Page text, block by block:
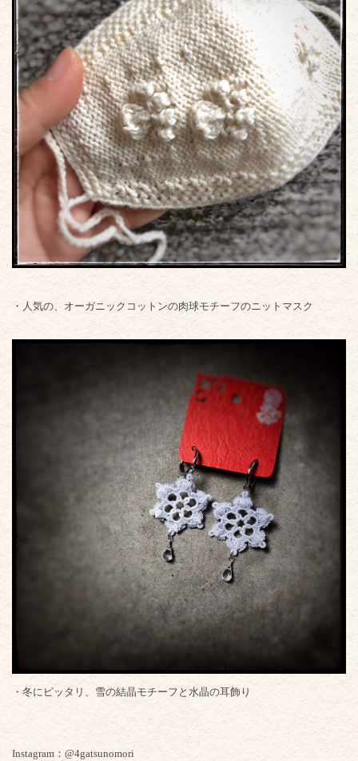
・人気の、オーガニックコットンの肉球モチーフのニットマスク
・冬にピッタリ、雪の結晶モチーフと水晶の耳飾り
Instagram：@4gatsunomori